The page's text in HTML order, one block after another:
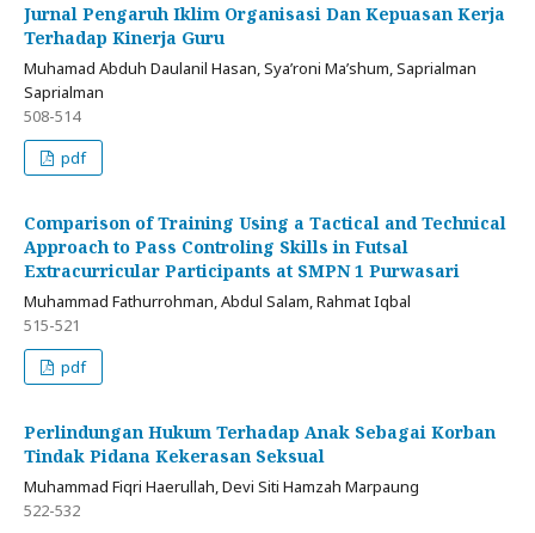
Jurnal Pengaruh Iklim Organisasi Dan Kepuasan Kerja
Terhadap Kinerja Guru
Muhamad Abduh Daulanil Hasan, Sya’roni Ma’shum, Saprialman
Saprialman
508-514
pdf
Comparison of Training Using a Tactical and Technical
Approach to Pass Controling Skills in Futsal
Extracurricular Participants at SMPN 1 Purwasari
Muhammad Fathurrohman, Abdul Salam, Rahmat Iqbal
515-521
pdf
Perlindungan Hukum Terhadap Anak Sebagai Korban
Tindak Pidana Kekerasan Seksual
Muhammad Fiqri Haerullah, Devi Siti Hamzah Marpaung
522-532